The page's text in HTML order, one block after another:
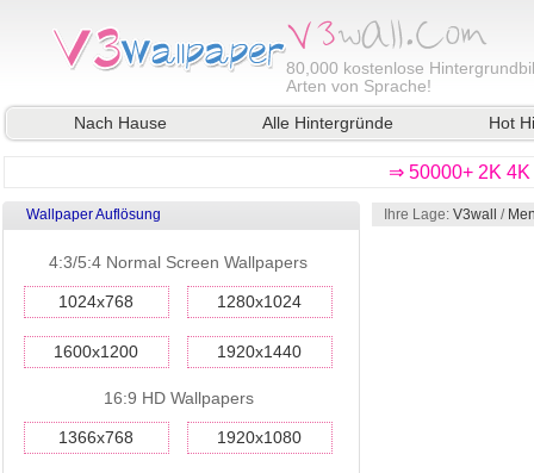
80,000 kostenlose
Arten von Sprache!
Nach Hause
Alle Hintergründe Hot
⇒ 50000+ 2K
Wallpaper Auflösung
4:3/5:4 Normal Screen Wallpapers
1024x768 1280x1024
1600x1200 1920x1440
16:9 HD Wallpapers
1366x768 1920x1080
Ihre Lage: V3wall /